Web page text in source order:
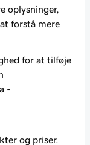
oplysninger,
forstå mere
for at tilføje
-
og priser.